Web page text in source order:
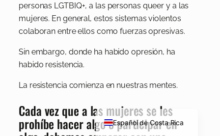
personas LGTBIQ+, a las personas queer y a las
mujeres. En general, estos sistemas violentos
colaboran entre ellos como fuerzas opresivas.
Sin embargo, donde ha habido opresión, ha
habido resistencia.
La resistencia comienza en nuestras mentes.
Cada vez que a las mujeres se les
prohíbe hacer algo o participar en
Español de Costa Rica
English